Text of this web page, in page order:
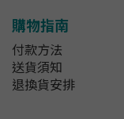
購物指南
付款方法
送貨須知
退換貨安排